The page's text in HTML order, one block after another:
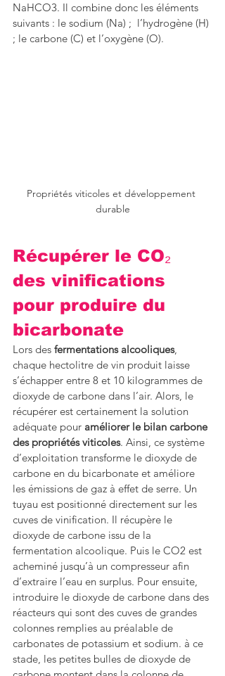
NaHCO3. Il combine donc les éléments
suivants : le sodium (Na) ;  l’hydrogène (H)
; le carbone (C) et l’oxygène (O).
Propriétés viticoles et développement
durable
Récupérer le CO₂
des vinifications
pour produire du
bicarbonate
Lors des fermentations alcooliques,
chaque hectolitre de vin produit laisse
s’échapper entre 8 et 10 kilogrammes de
dioxyde de carbone dans l’air. Alors, le
récupérer est certainement la solution
adéquate pour améliorer le bilan carbone
des propriétés viticoles. Ainsi, ce système
d’exploitation transforme le dioxyde de
carbone en du bicarbonate et améliore
les émissions de gaz à effet de serre. Un
tuyau est positionné directement sur les
cuves de vinification. Il récupère le
dioxyde de carbone issu de la
fermentation alcoolique. Puis le CO2 est
acheminé jusqu’à un compresseur afin
d’extraire l’eau en surplus. Pour ensuite,
introduire le dioxyde de carbone dans des
réacteurs qui sont des cuves de grandes
colonnes remplies au préalable de
carbonates de potassium et sodium. à ce
stade, les petites bulles de dioxyde de